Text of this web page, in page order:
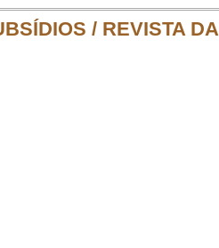
/ REVISTA DA